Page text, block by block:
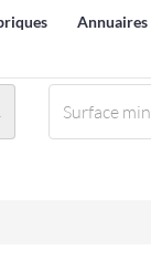
Annuaires